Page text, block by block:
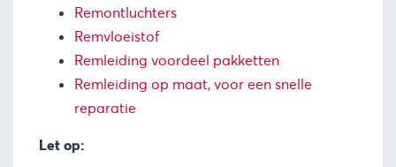
Remontluchters
Remvloeistof
Remleiding voordeel pakketten
Remleiding op maat, voor een snelle
reparatie
Let op: